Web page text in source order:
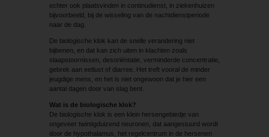
echter ook plaatsvinden in continudienst, in ziekenhuizen
bijvoorbeeld, bij de wisseling van de nachtdienstperiode
naar de dag.
De biologische klok kan de snelle verandering niet
bijbenen, en dat kan zich uiten in klachten zoals
slaapstoornissen, desoriëntatie, verminderde concentratie,
gebrek aan eetlust of diarree. Het treft vooral de minder
jeugdige mens, en het is niet ongewoon dat je hier een
aantal dagen door van slag bent.
Wat is de biologische klok?
De biologische klok is een klein hersengebiedje van
ongeveer twintigduizend neuronen, dat aangestuurd wordt
door de hypothalamus, het regelcentrum in de hersenen